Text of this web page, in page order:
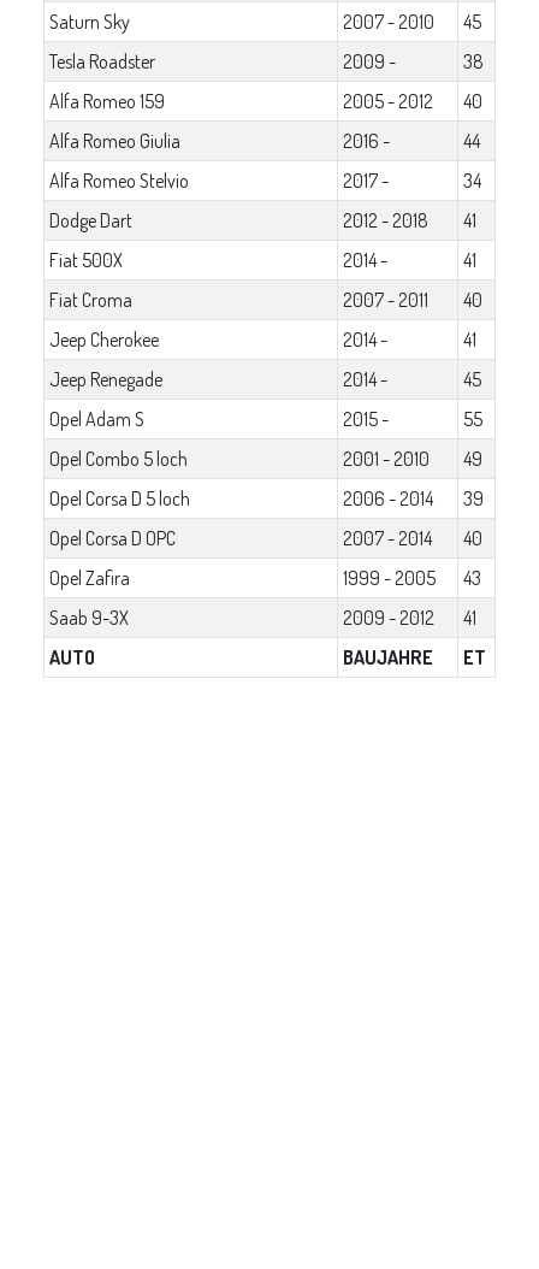
Saturn Sky
2007 - 2010
45
Tesla Roadster
2009 -
38
Alfa Romeo 159
2005 - 2012
40
Alfa Romeo Giulia
2016 -
44
Alfa Romeo Stelvio
2017 -
34
Dodge Dart
2012 - 2018
41
Fiat 500X
2014 -
41
Fiat Croma
2007 - 2011
40
Jeep Cherokee
2014 -
41
Jeep Renegade
2014 -
45
Opel Adam S
2015 -
55
Opel Combo 5 loch
2001 - 2010
49
Opel Corsa D 5 loch
2006 - 2014
39
Opel Corsa D OPC
2007 - 2014
40
Opel Zafira
1999 - 2005
43
Saab 9-3X
2009 - 2012
41
AUTO
BAUJAHRE ET